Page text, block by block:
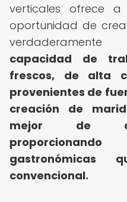
verticales ofrece
oportunidad de
capacidad de
frescos, de alta
provenientes de
creación de
mejor de
gastronómicas
convencional.